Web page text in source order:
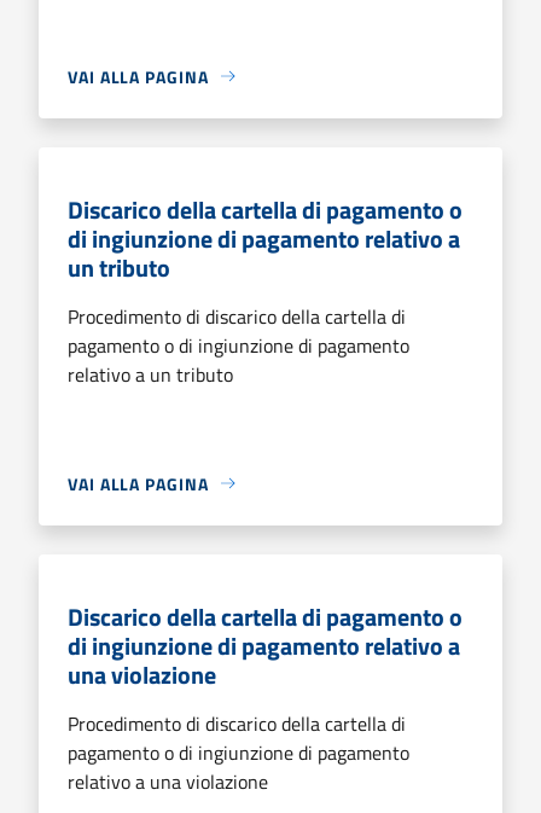
VAI ALLA PAGINA
Discarico della cartella di pagamento o
di ingiunzione di pagamento relativo a
un tributo
Procedimento di discarico della cartella di
pagamento o di ingiunzione di pagamento
relativo a un tributo
VAI ALLA PAGINA
Discarico della cartella di pagamento o
di ingiunzione di pagamento relativo a
una violazione
Procedimento di discarico della cartella di
pagamento o di ingiunzione di pagamento
relativo a una violazione